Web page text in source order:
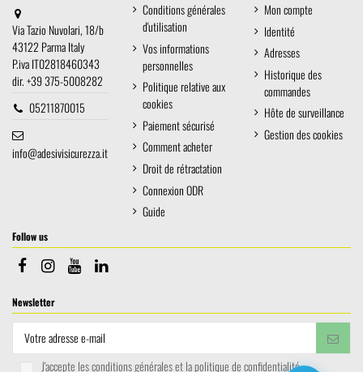
Via Tazio Nuvolari, 18/b
43122 Parma Italy
P.iva IT02818460343
dir. +39 375-5008282
05211870015
info@adesivisicurezza.it
Conditions générales
d'utilisation
Vos informations
personnelles
Politique relative aux
cookies
Paiement sécurisé
Comment acheter
Droit de rétractation
Connexion ODR
Guide
Mon compte
Identité
Adresses
Historique des
commandes
Hôte de surveillance
Gestion des cookies
Follow us
Newsletter
J'accepte les conditions générales et la politique de confidentialité